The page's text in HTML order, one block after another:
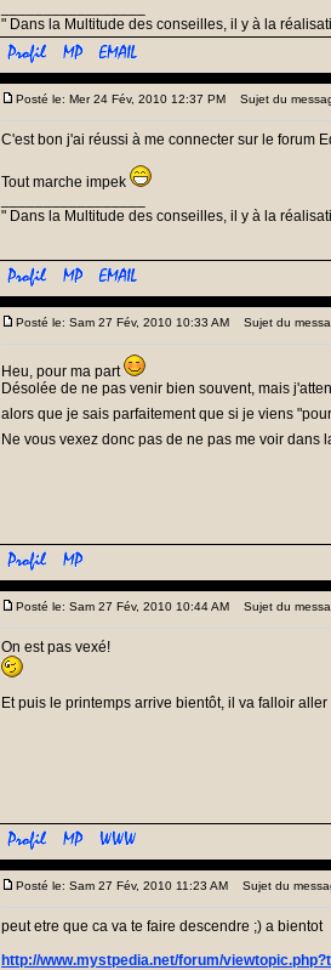
" Dans la Multitude des conseilles, il y à la
Posté le: Mer 24 Fév, 2010 12:37 PM Sujet du
C'est bon j'ai réussi à me connecter sur le forum
Tout marche impek
" Dans la Multitude des conseilles, il y à la
Posté le: Sam 27 Fév, 2010 10:33 AM Sujet du
Heu, pour ma part
Désolée de ne pas venir bien souvent, mais
alors que je sais parfaitement que si je viens
Ne vous vexez donc pas de ne pas me voir dans
Posté le: Sam 27 Fév, 2010 10:44 AM Sujet du
On est pas vexé!
Et puis le printemps arrive bientôt, il va falloir
Posté le: Sam 27 Fév, 2010 11:23 AM Sujet du
peut etre que ca va te faire descendre ;) a bientot
http://www.mystpedia.net/forum/